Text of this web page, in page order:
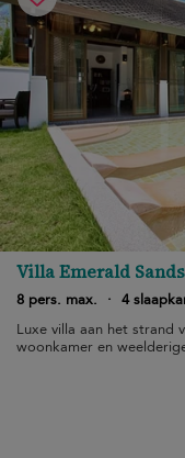
Villa Emerald Sands
8 pers. max.
· 4
Luxe villa aan het strand
woonkamer en